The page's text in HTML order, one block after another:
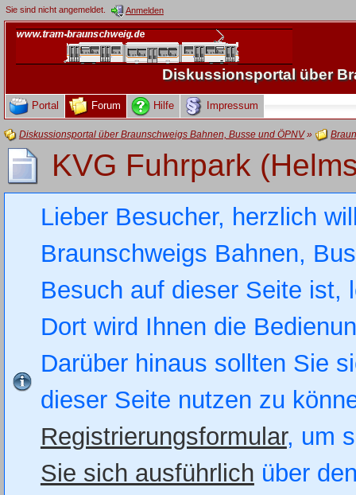
Sie sind nicht angemeldet. Anmelden
Diskussionsportal über
Portal Forum Hilfe Impressum
Diskussionsportal über Braunschweigs Bahnen, Busse und ÖPNV»
KVG Fuhrpark
Lieber Besucher, herzlich
Braunschweigs Bahnen,
Besuch auf dieser Seite
Dort wird Ihnen die
Darüber hinaus sollten Sie
dieser Seite nutzen zu
Registrierungsformular, um
Sie sich ausführlich über